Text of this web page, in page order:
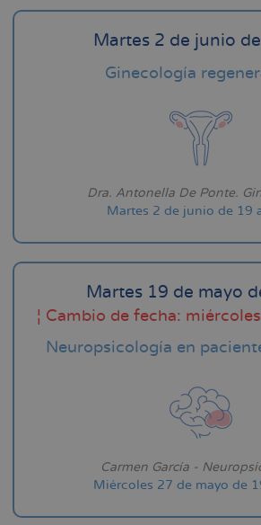
Martes 2 de junio
Ginecología
Dra. Antonella De Ponte.
Martes 2 de junio de 19
Martes 19 de mayo
¦ Cambio de fecha:
Neuropsicología en
Carmen García -
Miércoles 27 de mayo de